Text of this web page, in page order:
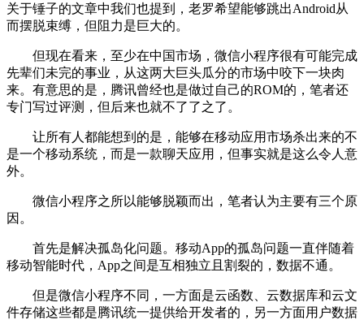
关于锤子的文章中我们也提到，老罗希望能够跳出Android从
而摆脱束缚，但阻力是巨大的。
但现在看来，至少在中国市场，微信小程序很有可能完成
先辈们未完的事业，从这两大巨头瓜分的市场中咬下一块肉
来。有意思的是，腾讯曾经也是做过自己的ROM的，笔者还
专门写过评测，但后来也就不了了之了。
让所有人都能想到的是，能够在移动应用市场杀出来的不
是一个移动系统，而是一款聊天应用，但事实就是这么令人意
外。
微信小程序之所以能够脱颖而出，笔者认为主要有三个原
因。
首先是解决孤岛化问题。移动App的孤岛问题一直伴随着
移动智能时代，App之间是互相独立且割裂的，数据不通。
但是微信小程序不同，一方面是云函数、云数据库和云文
件存储这些都是腾讯统一提供给开发者的，另一方面用户数据